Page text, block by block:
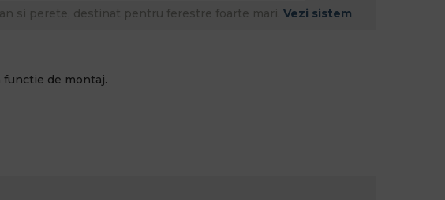
si perete, destinat pentru ferestre foarte mari. Vezi sistem
functie de montaj.